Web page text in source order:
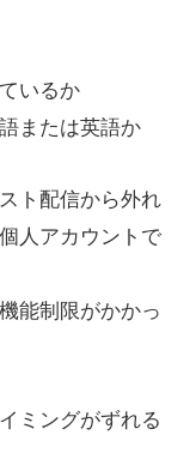
いるか
または英語か
ト配信から外れ
人アカウントで
能制限がかかっ
ミングがずれる